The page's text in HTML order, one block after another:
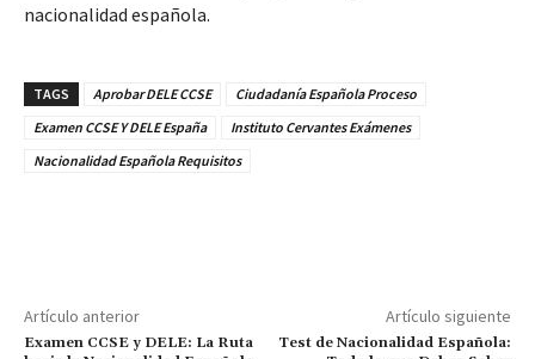
nacionalidad española.
TAGS Aprobar DELE CCSE
Ciudadanía Española Proceso
Examen CCSE Y DELE España
Instituto Cervantes Exámenes
Nacionalidad Española Requisitos
Artículo anterior
Examen CCSE y DELE: La Ruta
Artículo siguiente
Test de Nacionalidad Española: